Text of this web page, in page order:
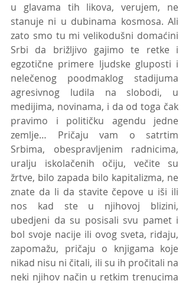
u glavama tih likova, verujem, ne
stanuje ni u dubinama kosmosa. Ali
zato smo tu mi velikodušni domaćini
Srbi da brižljivo gajimo te retke i
egzotične primere ljudske gluposti i
nelečenog poodmaklog stadijuma
agresivnog ludila na slobodi, u
medijima, novinama, i da od toga čak
pravimo i političku agendu jedne
zemlje… Pričaju vam o satrtim
Srbima, obespravljenim radnicima,
uralju iskolačenih očiju, večite su
žrtve, bilo zapada bilo kapitalizma, ne
znate da li da stavite čepove u iši ili
nos kad ste u njihovoj blizini,
ubedjeni da su posisali svu pamet i
bol svoje nacije ili ovog sveta, ridaju,
zapomažu, pričaju o knjigama koje
nikad nisu ni čitali, ili su ih pročitali na
neki njihov način u retkim trenucima